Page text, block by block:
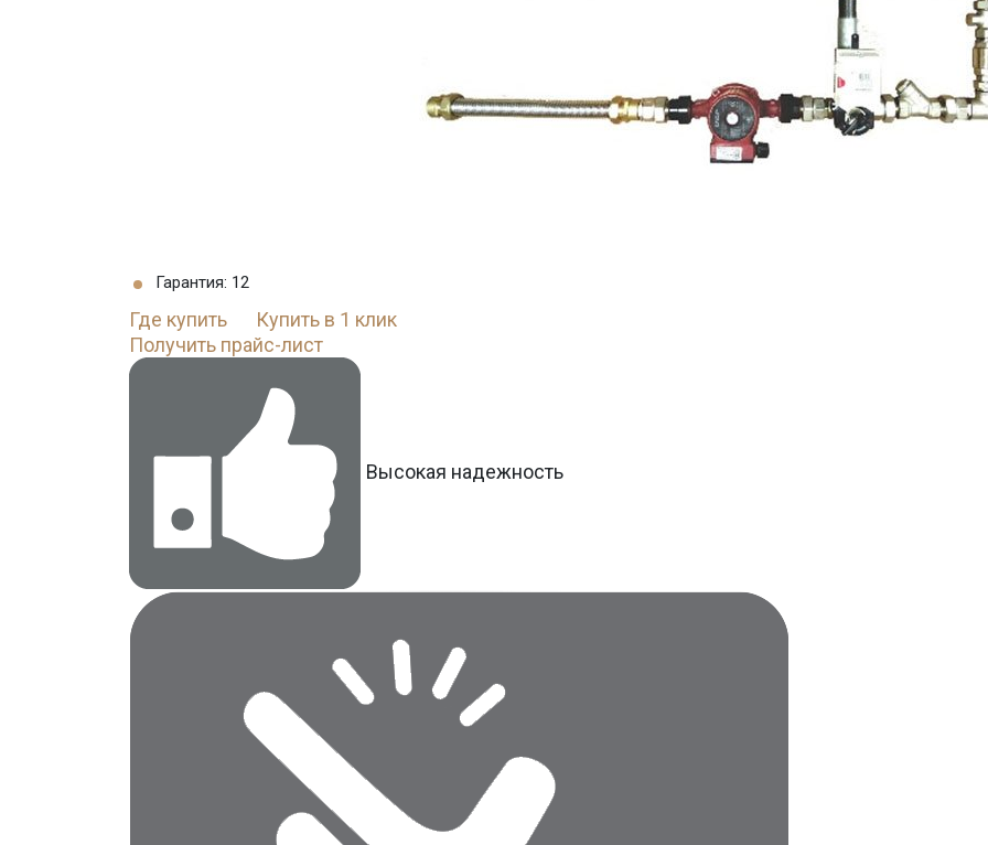
Гарантия: 12
Где купить
Купить в 1 клик
Получить прайс-лист
Высокая надежность